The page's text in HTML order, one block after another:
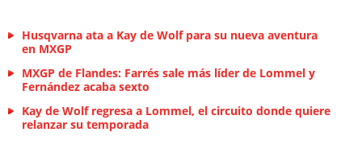
Husqvarna ata a Kay de Wolf para su nueva aventura
en MXGP
MXGP de Flandes: Farrés sale más líder de Lommel y
Fernández acaba sexto
Kay de Wolf regresa a Lommel, el circuito donde quiere
relanzar su temporada